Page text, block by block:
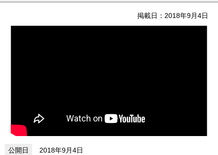
掲載日：2018年9月4日
2018年9月4日